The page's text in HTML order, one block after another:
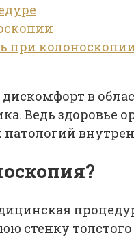
при
в
Ведь здоровье
стенку